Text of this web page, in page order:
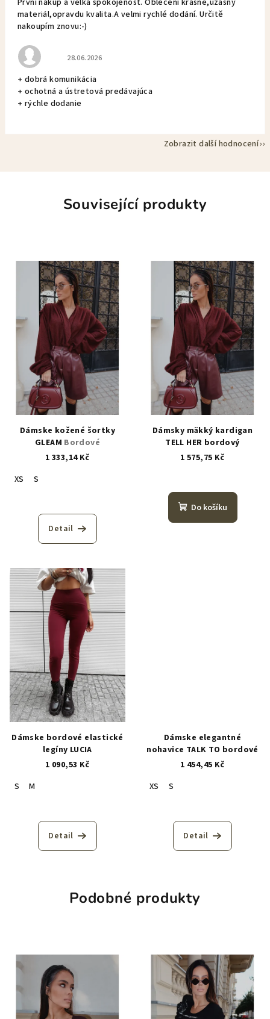
materiál,opravdu kvalita.A velmi rychlé dodání. Určitě
nakoupím znovu:-)
Hodnocení obchodu je 5 z 5 hvězdiček.
28.06.2026
+ dobrá komunikácia
+ ochotná a ústretová predávajúca
+ rýchle dodanie
Zobrazit další hodnocení
Související produkty
Dámske kožené šortky
GLEAM Bordové
1 333,14 Kč
XS
S
Detail
Dámsky mäkký kardigan
TELL HER bordový
1 575,75 Kč
Do košíku
Dámske bordové elastické
legíny LUCIA
1 090,53 Kč
S
M
Detail
Dámske elegantné
nohavice TALK TO bordové
1 454,45 Kč
XS
S
Detail
Podobné produkty